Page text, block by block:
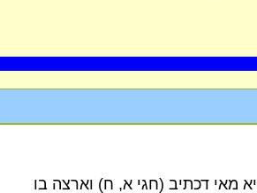
מאי דכתיב (חגי א, ח) וארצה בו